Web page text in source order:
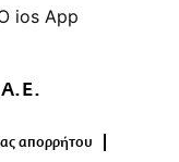
απορρήτου